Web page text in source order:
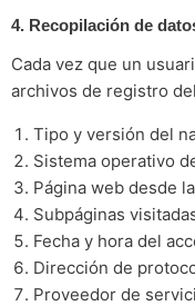
4. Recopilación de
Cada vez que un
archivos de registro
Tipo y versión del
Sistema operativo
Página web desde
Subpáginas
Fecha y hora del
Dirección de
Proveedor de